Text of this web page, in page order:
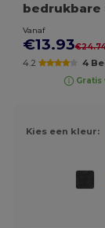
bedrukbare
Vanaf
€13.93
4.2 4
Kies een kleur: